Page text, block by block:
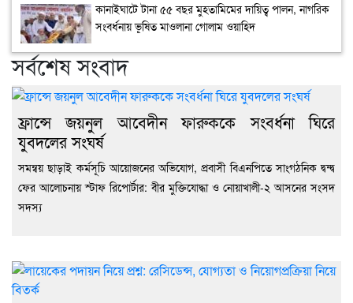
কানাইঘাটে টানা ৫৫ বছর মুহতামিমের দায়িত্ব পালন, নাগরিক
সংবর্ধনায় ভূষিত মাওলানা গোলাম ওয়াহিদ
সর্বশেষ সংবাদ
ফ্রান্সে জয়নুল আবেদীন ফারুককে সংবর্ধনা ঘিরে
যুবদলের সংঘর্ষ
সমন্বয় ছাড়াই কর্মসূচি আয়োজনের অভিযোগ, প্রবাসী বিএনপিতে সাংগঠনিক দ্বন্দ্ব
ফের আলোচনায় স্টাফ রিপোর্টার: বীর মুক্তিযোদ্ধা ও নোয়াখালী-২ আসনের সংসদ
সদস্য